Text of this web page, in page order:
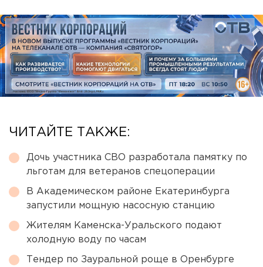
ЧИТАЙТЕ ТАКЖЕ:
Дочь участника СВО разработала памятку по
льготам для ветеранов спецоперации
В Академическом районе Екатеринбурга
запустили мощную насосную станцию
Жителям Каменска-Уральского подают
холодную воду по часам
Тендер по Зауральной роще в Оренбурге